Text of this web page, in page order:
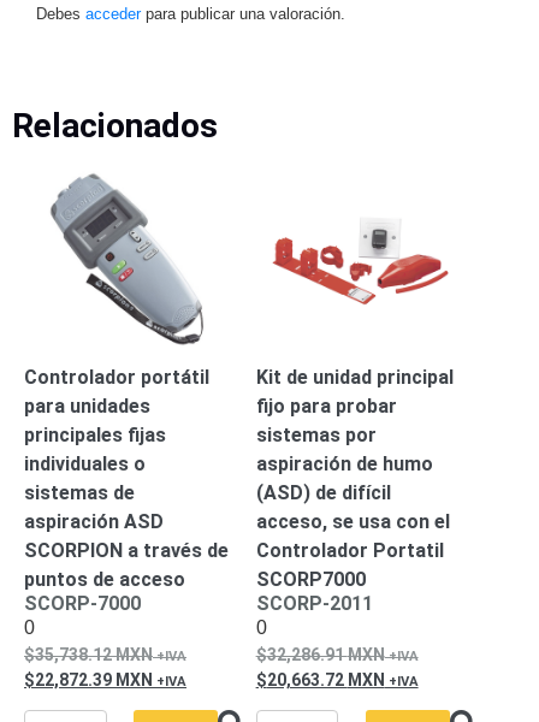
SalinosAntiexplosiónBalaDomo
-
Analógicas
- TurboHD
TVI / AHD
/ CVI
Drones,
Robots e
Cámaras
Industriales
Energía
Adaptadores
de
ParedBaterías
de
AlimentaciónFuentes
de
con
RespaldoInyectores
Debes accederpara publicar una valoración.
Relacionados
Controlador portátil
para unidades
principales fijas
individuales o
sistemas de
aspiración ASD
SCORPION a través de
puntos de acceso
SCORP-7000
0
35,738.12MXN
22,872.39 MXN
Kit de unidad principal
fijo para probar
sistemas por
aspiración de humo
(ASD) de difícil
acceso, se usa con el
Controlador Portatil
SCORP7000
SCORP-2011
0
32,286.91MXN
20,663.72 MXN